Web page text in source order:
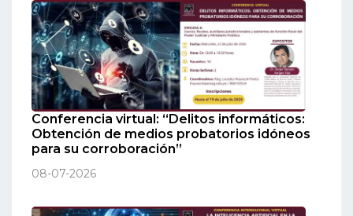
Conferencia virtual: “Delitos informáticos:
Obtención de medios probatorios idóneos
para su corroboración”
08-07-2026